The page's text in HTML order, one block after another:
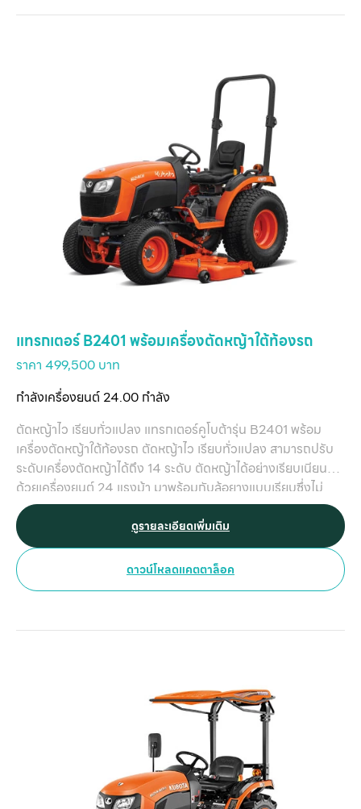
แทรกเตอร์ B2401 พร้อมเครื่องตัดหญ้าใต้ท้องรถ
ราคา 499,500 บาท
กำลังเครื่องยนต์ 24.00 กำลัง
ตัดหญ้าไว เรียบทั่วแปลง แทรกเตอร์คูโบต้ารุ่น B2401 พร้อม
เครื่องตัดหญ้าใต้ท้องรถ ตัดหญ้าไว เรียบทั่วแปลง สามารถปรับ
ระดับเครื่องตัดหญ้าได้ถึง 14 ระดับ ตัดหญ้าได้อย่างเรียบเนียน
ด้วยเครื่องยนต์ 24 แรงม้า มาพร้อมกับล้อยางแบบเรียบซึ่งไม่
ทำให้เกิดความเสียหายกับรากของต้นทุเรียน ทำให้ขับเคลื่อนได้
อย่างมั่นใจ และออกแบบมาอย่างพิเศษให้มีทั้งเพลา PTO กลาง
และเพลา PTO หลังที่ยังสามารถติดตั้งกับเครื่องพ่นยาได้ด้วย
ทำให้สามารถทำงานได้อย่างเอนกประสงค์
ดูรายละเอียดเพิ่มเติม
ดาวน์โหลดแคตตาล็อค